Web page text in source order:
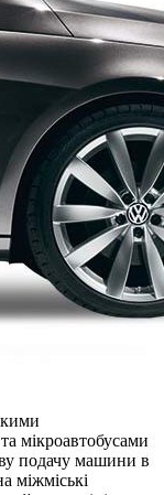
мікроавтобусами
подачу машини в
міжміські